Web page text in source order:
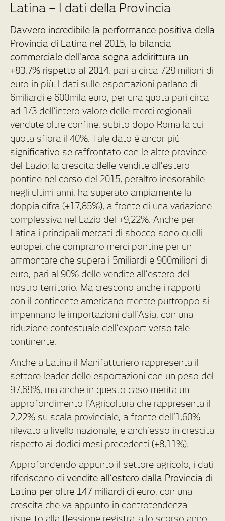
Latina – I dati della Provincia
Davvero incredibile la performance positiva della
Provincia di Latina nel 2015, la bilancia
commerciale dell’area segna addirittura un
+83,7% rispetto al 2014, pari a circa 728 milioni di
euro in più. I dati sulle esportazioni parlano di
6miliardi e 600mila euro, per una quota pari circa
ad 1/3 dell’intero valore delle merci regionali
vendute oltre confine, subito dopo Roma la cui
quota sfiora il 40%. Tale dato è ancor più
significativo se raffrontato con le altre province
del Lazio: la crescita delle vendite all’estero
pontine nel corso del 2015, peraltro inesorabile
negli ultimi anni, ha superato ampiamente la
doppia cifra (+17,85%), a fronte di una variazione
complessiva nel Lazio del +9,22%. Anche per
Latina i principali mercati di sbocco sono quelli
europei, che comprano merci pontine per un
ammontare che supera i 5miliardi e 900milioni di
euro, pari al 90% delle vendite all’estero del
nostro territorio. Ma crescono anche i rapporti
con il continente americano mentre purtroppo si
impennano le importazioni dall’Asia, con una
riduzione contestuale dell’export verso tale
continente.
Anche a Latina il Manifatturiero rappresenta il
settore leader delle esportazioni con un peso del
97,68%, ma anche in questo caso merita un
approfondimento l’Agricoltura che rappresenta il
2,22% su scala provinciale, a fronte dell’1,60%
rilevato a livello nazionale, e anch’esso in crescita
rispetto ai dodici mesi precedenti (+8,11%).
Approfondendo appunto il settore agricolo, i dati
riferiscono di vendite all’estero dalla Provincia di
Latina per oltre 147 miliardi di euro, con una
crescita che va appunto in controtendenza
rispetto alla flessione registrata lo scorso anno